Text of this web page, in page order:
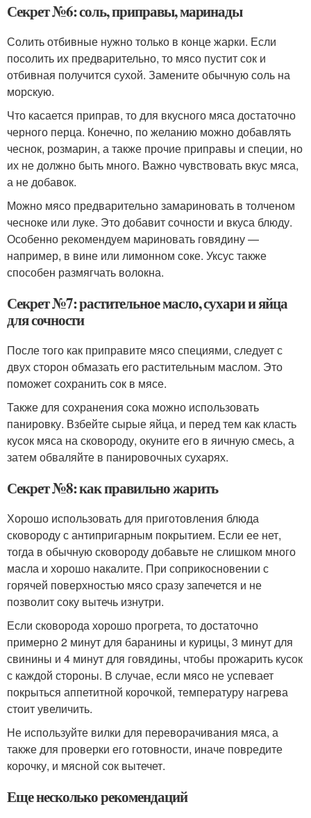
Секрет №6: соль, приправы, маринады
Солить отбивные нужно только в конце жарки. Если
посолить их предварительно, то мясо пустит сок и
отбивная получится сухой. Замените обычную соль на
морскую.
Что касается приправ, то для вкусного мяса достаточно
черного перца. Конечно, по желанию можно добавлять
чеснок, розмарин, а также прочие приправы и специи, но
их не должно быть много. Важно чувствовать вкус мяса,
а не добавок.
Можно мясо предварительно замариновать в толченом
чесноке или луке. Это добавит сочности и вкуса блюду.
Особенно рекомендуем мариновать говядину —
например, в вине или лимонном соке. Уксус также
способен размягчать волокна.
Секрет №7: растительное масло, сухари и яйца
для сочности
После того как приправите мясо специями, следует с
двух сторон обмазать его растительным маслом. Это
поможет сохранить сок в мясе.
Также для сохранения сока можно использовать
панировку. Взбейте сырые яйца, и перед тем как класть
кусок мяса на сковороду, окуните его в яичную смесь, а
затем обваляйте в панировочных сухарях.
Секрет №8: как правильно жарить
Хорошо использовать для приготовления блюда
сковороду с антипригарным покрытием. Если ее нет,
тогда в обычную сковороду добавьте не слишком много
масла и хорошо накалите. При соприкосновении с
горячей поверхностью мясо сразу запечется и не
позволит соку вытечь изнутри.
Если сковорода хорошо прогрета, то достаточно
примерно 2 минут для баранины и курицы, 3 минут для
свинины и 4 минут для говядины, чтобы прожарить кусок
с каждой стороны. В случае, если мясо не успевает
покрыться аппетитной корочкой, температуру нагрева
стоит увеличить.
Не используйте вилки для переворачивания мяса, а
также для проверки его готовности, иначе повредите
корочку, и мясной сок вытечет.
Еще несколько рекомендаций